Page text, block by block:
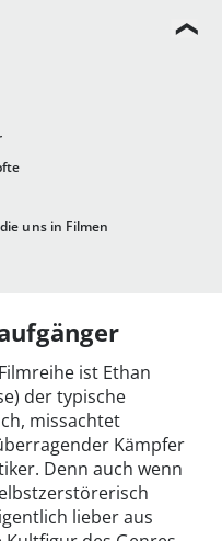
uns in Filmen
ist Ethan
der typische
missachtet
Kämpfer
Denn auch wenn
lieber aus